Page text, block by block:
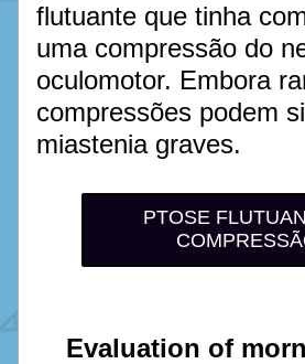
flutuante que tinha
uma compressão do
oculomotor. Embora
compressões podem
miastenia graves.
PTOSE
Evaluation of